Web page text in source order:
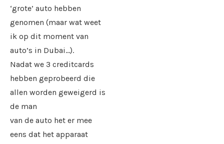
‘grote’ auto hebben
genomen (maar wat weet
ik op dit moment van
auto’s in Dubai…).
Nadat we 3 creditcards
hebben geprobeerd die
allen worden geweigerd is
de man
van de auto het er mee
eens dat het apparaat